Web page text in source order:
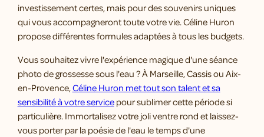
investissement certes, mais pour des souvenirs uniques
qui vous accompagneront toute votre vie. Céline Huron
propose différentes formules adaptées à tous les budgets.
Vous souhaitez vivre l'expérience magique d'une séance
photo de grossesse sous l'eau ? À Marseille, Cassis ou Aix-
en-Provence,Céline Huron met tout son talent et sa
sensibilité à votre servicepour sublimer cette période si
particulière. Immortalisez votre joli ventre rond et laissez-
vous porter par la poésie de l'eau le temps d'une